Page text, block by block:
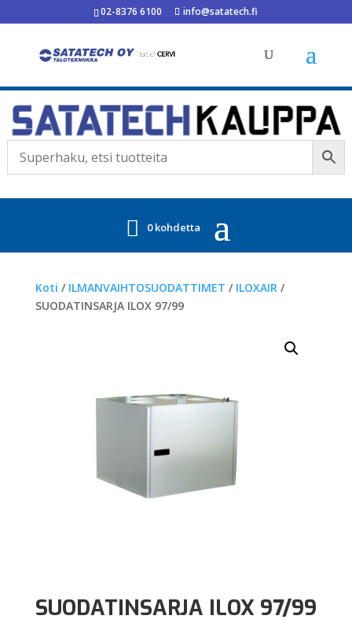
02-8376 6100 info@satatech.fi
0 kohdetta
Koti / ILMANVAIHTOSUODATTIMET / ILOXAIR /
SUODATINSARJA ILOX 97/99
SUODATINSARJA ILOX 97/99